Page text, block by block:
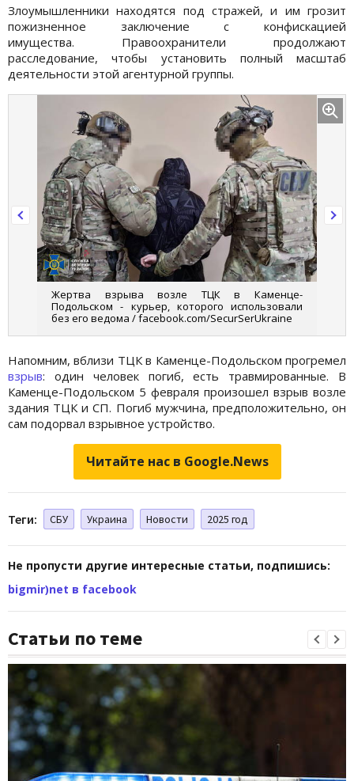
Злоумышленники находятся под стражей, и им грозит
пожизненное заключение с конфискацией
имущества. Правоохранители продолжают
расследование, чтобы установить полный масштаб
деятельности этой агентурной группы.
Жертва взрыва возле ТЦК в Каменце-
Подольском - курьер, которого использовали
без его ведома / facebook.com/SecurSerUkraine
Напомним, вблизи ТЦК в Каменце-Подольском прогремел
взрыв: один человек погиб, есть травмированные. В
Каменце-Подольском 5 февраля произошел взрыв возле
здания ТЦК и СП. Погиб мужчина, предположительно, он
сам подорвал взрывное устройство.
Читайте нас в Google.News
Теги: СБУ Украина Новости 2025 год
Не пропусти другие интересные статьи, подпишись:
bigmir)net в facebook
Статьи по теме